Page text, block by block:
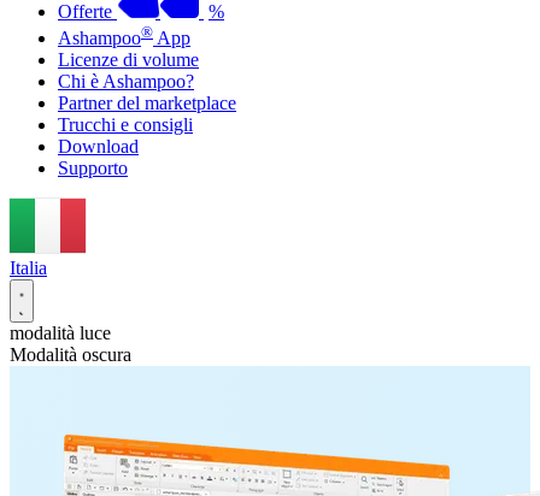
Offerte
%
Ashampoo® App
Licenze di volume
Chi è Ashampoo?
Partner del marketplace
Trucchi e consigli
Download
Supporto
Italia
modalità luce
Modalità oscura